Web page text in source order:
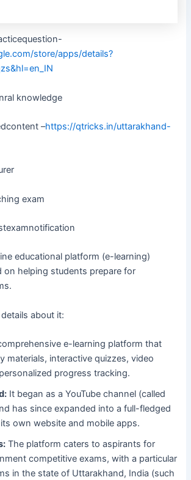
store/apps/details?
knowledge
–https://qtricks.in/uttarakhand-
exam
educational platform (e-learning)
on helping students prepare for
about it:
e-learning platform that
materials, interactive quizzes, video
progress tracking.
It began as a YouTube channel (called
has since expanded into a full-fledged
own website and mobile apps.
The platform caters to aspirants for
competitive exams, with a particular
in the state of Uttarakhand, India (such